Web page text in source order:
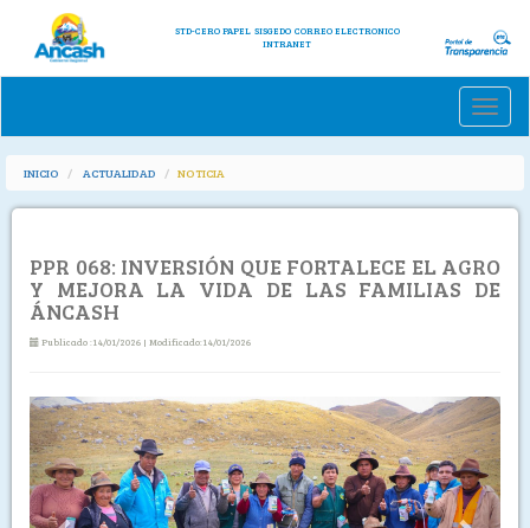
STD-CERO PAPEL SISGEDO CORREO ELECTRONICO
INTRANET
Toggle
INICIO ACTUALIDAD NOTICIA
PPR 068: INVERSIÓN QUE FORTALECE EL AGRO
Y MEJORA LA VIDA DE LAS FAMILIAS DE
ÁNCASH
Publicado :14/01/2026 | Modificado:14/01/2026
Previous Next